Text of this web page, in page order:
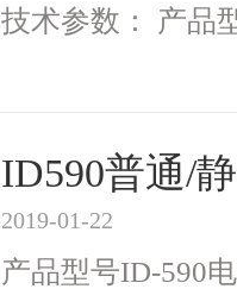
技术参数： 产品
ID590普通/
2019-01-22
产品型号ID-590